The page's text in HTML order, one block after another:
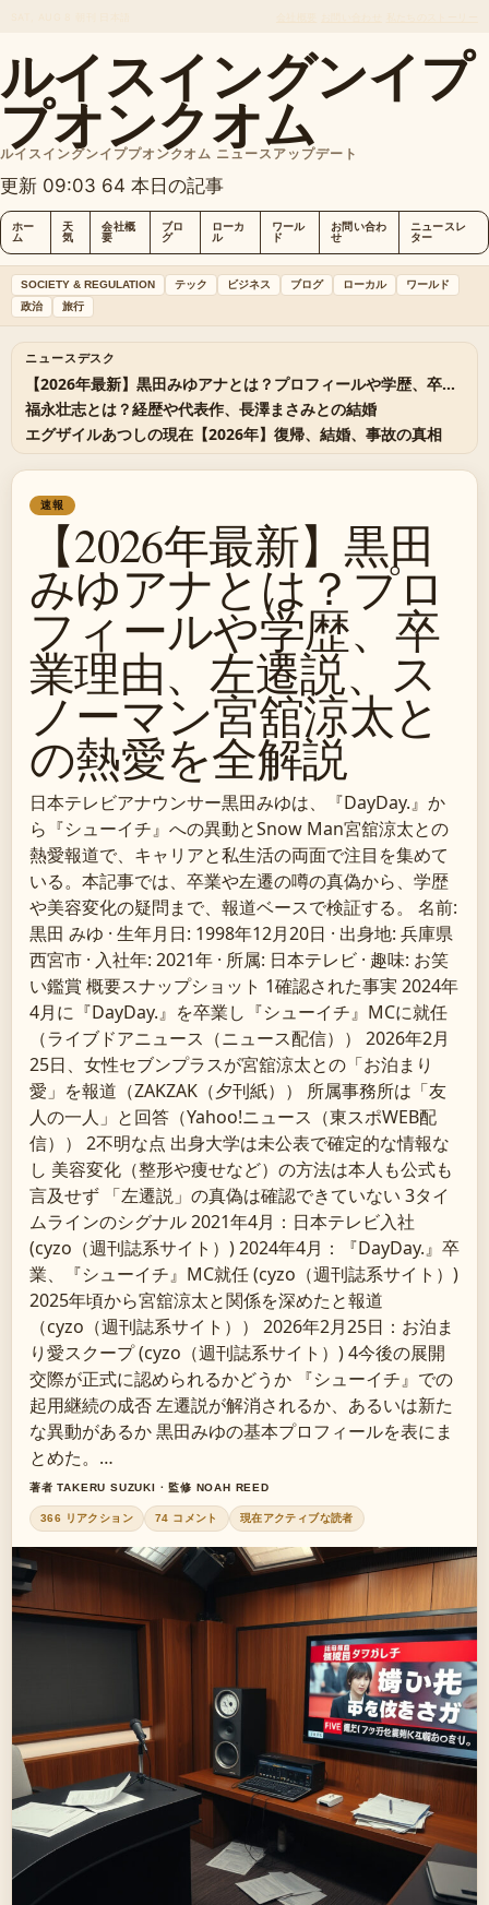
ルイスイングンイプ
プオンクオム
ルイスイングンイププオンクオム ニュースアップデート
更新 09:03 64 本日の記事
ホー
ム
天
気
会社概
要
ブロ
グ
ローカ
ル
ワール
ド
お問い合わ
せ
ニュースレ
ター
SOCIETY & REGULATION テック ビジネス ブログ ローカル
ワールド
政治
旅行
ニュースデスク
【2026年最新】黒田みゆアナとは？プロフィールや学歴、卒業理由、左遷説、スノーマン宮舘涼太との熱愛を全解説
福永壮志とは？経歴や代表作、長澤まさみとの結婚
エグザイルあつしの現在【2026年】復帰、結婚、事故の真相
速報
【2026年最新】黒田
みゆアナとは？プロ
フィールや学歴、卒
業理由、左遷説、ス
ノーマン宮舘涼太と
の熱愛を全解説
日本テレビアナウンサー黒田みゆは、『DayDay.』か
ら『シューイチ』への異動とSnow Man宮舘涼太との
熱愛報道で、キャリアと私生活の両面で注目を集めて
いる。本記事では、卒業や左遷の噂の真偽から、学歴
や美容変化の疑問まで、報道ベースで検証する。 名前:
黒田 みゆ · 生年月日: 1998年12月20日 · 出身地: 兵庫県
西宮市 · 入社年: 2021年 · 所属: 日本テレビ · 趣味: お笑
い鑑賞 概要スナップショット 1確認された事実 2024年
4月に『DayDay.』を卒業し『シューイチ』MCに就任
（ライブドアニュース（ニュース配信）） 2026年2月
25日、女性セブンプラスが宮舘涼太との「お泊まり
愛」を報道（ZAKZAK（夕刊紙）） 所属事務所は「友
人の一人」と回答（Yahoo!ニュース（東スポWEB配
信）） 2不明な点 出身大学は未公表で確定的な情報な
し 美容変化（整形や痩せなど）の方法は本人も公式も
言及せず 「左遷説」の真偽は確認できていない 3タイ
ムラインのシグナル 2021年4月：日本テレビ入社
(cyzo（週刊誌系サイト）) 2024年4月：『DayDay.』卒
業、『シューイチ』MC就任 (cyzo（週刊誌系サイト）)
2025年頃から宮舘涼太と関係を深めたと報道
（cyzo（週刊誌系サイト）） 2026年2月25日：お泊ま
り愛スクープ (cyzo（週刊誌系サイト）) 4今後の展開
交際が正式に認められるかどうか 『シューイチ』での
起用継続の成否 左遷説が解消されるか、あるいは新た
な異動があるか 黒田みゆの基本プロフィールを表にま
とめた。…
著者 TAKERU SUZUKI · 監修 NOAH REED
366 リアクション 74 コメント 現在アクティブな読者